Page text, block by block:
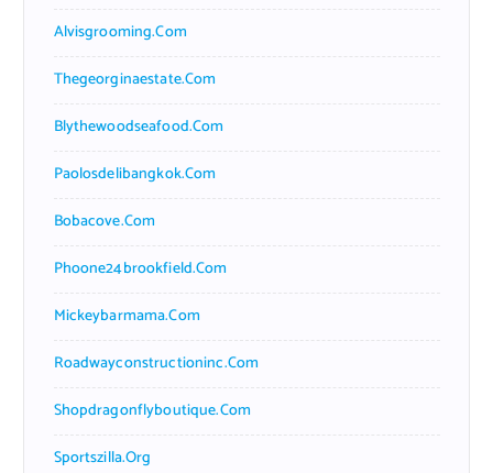
Alvisgrooming.com
Thegeorginaestate.com
Blythewoodseafood.com
Paolosdelibangkok.com
Bobacove.com
Phoone24brookfield.com
Mickeybarmama.com
Roadwayconstructioninc.com
Shopdragonflyboutique.com
Sportszilla.org